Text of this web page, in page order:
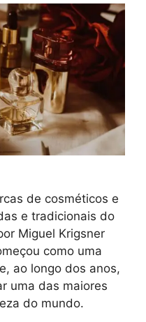
de cosméticos e
e tradicionais do
Miguel Krigsner
como uma
ao longo dos anos,
uma das maiores
do mundo.